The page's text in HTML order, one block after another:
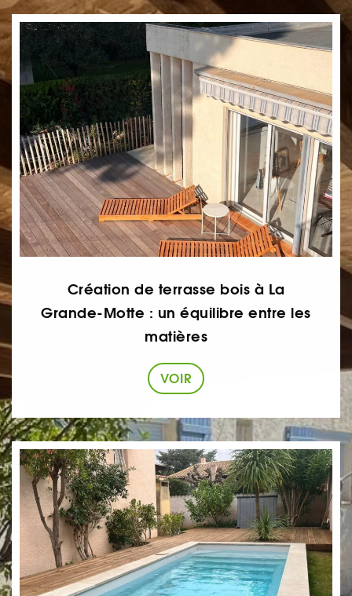
Création de terrasse bois à La
Grande-Motte : un équilibre entre les
matières
VOIR